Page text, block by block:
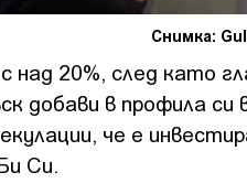
Снимка:
над 20%, след като
добави в профила си
че е
Си.